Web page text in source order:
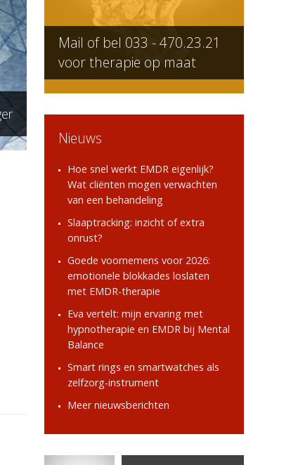
Mail of bel 033 - 470.23.21
voor therapie op maat
Nieuws
Hoe snel werkt EMDR eigenlijk?
Wat cliënten mogen verwachten
van een behandeling
Slaaptracking: inzicht of extra
onrust?
Goede voornemens voor 2026:
emotionele blokkades loslaten
met EMDR-therapie
Eva vertelt: mijn ervaring met
hypnotherapie en EMDR bij Mental
Balance
Smart rings en smartwatches als
zelfzorg-instrument
Meer nieuwsberichten